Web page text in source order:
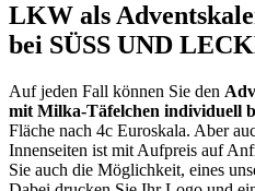
LKW als
bei SÜSS UND
Auf jeden Fall können Sie den
mit Milka-Täfelchen individuell
Fläche nach 4c Euroskala. Aber
Innenseiten ist mit Aufpreis auf
Sie auch die Möglichkeit, eines